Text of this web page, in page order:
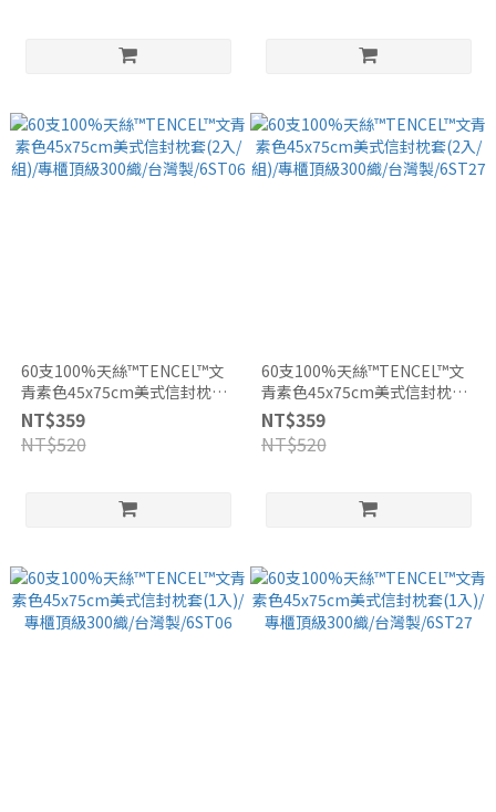
60支100%天絲™TENCEL™文
青素色45x75cm美式信封枕套
(2入/組)/專櫃頂級300織/台灣
製/6ST06
NT$359
NT$520
60支100%天絲™TENCEL™文
青素色45x75cm美式信封枕套
(2入/組)/專櫃頂級300織/台灣
製/6ST27
NT$359
NT$520